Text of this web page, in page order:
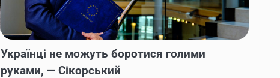
Українці не можуть боротися голими
руками, — Сікорський